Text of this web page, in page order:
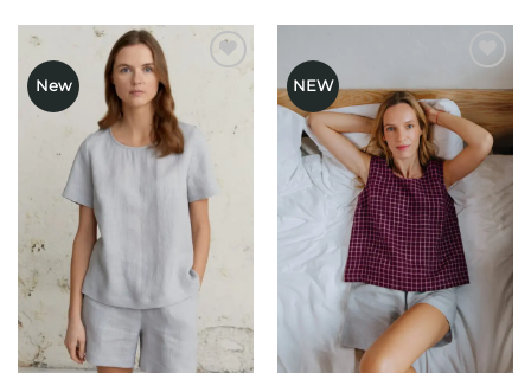
New
Mėgstamiausias
NEW
Mėgstamiausias